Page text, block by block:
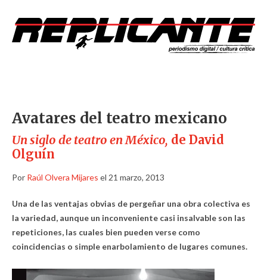
Avatares del teatro mexicano
Un siglo de teatro en México, de David
Olguín
Por Raúl Olvera Mijares el 21 marzo, 2013
Una de las ventajas obvias de pergeñar una obra colectiva es
la variedad, aunque un inconveniente casi insalvable son las
repeticiones, las cuales bien pueden verse como
coincidencias o simple enarbolamiento de lugares comunes.